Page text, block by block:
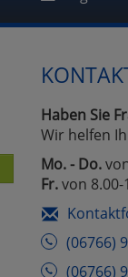
Haben Sie
Wir helfen
Mo. - Do.
Fr.von
(06766)
(06766)